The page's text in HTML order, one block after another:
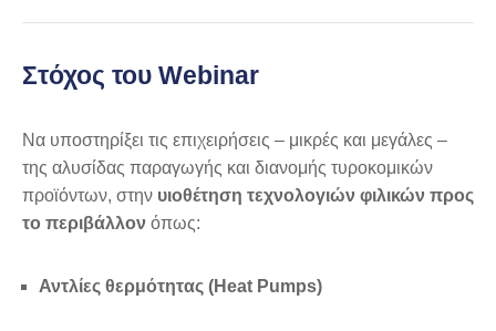
Στόχος του Webinar
Να υποστηρίξει τις επιχειρήσεις – μικρές και μεγάλες –
της αλυσίδας παραγωγής και διανομής τυροκομικών
προϊόντων, στην υιοθέτηση τεχνολογιών φιλικών προς
το περιβάλλον όπως:
Αντλίες θερμότητας (Heat Pumps)